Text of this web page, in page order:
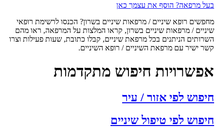
מרפאה? הוסף את עצמך כאן
רופא שיניים / מרפאות שיניים בשרון? הכנסו לרשימת רופאי
/ מרפאות שיניים בשרון, קראו המלצות על המרפאה, ראו מהם
הניתנים בכל מרפאת שיניים, קבלו כתובת, שעות פעילות וצרו
ישיר עם מרפאת השיניים / רופא השיניים.
חיפוש מתקדמות
לפי אזור / עיר
לפי טיפול שיניים